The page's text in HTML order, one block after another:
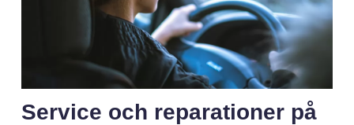
Service och reparationer på